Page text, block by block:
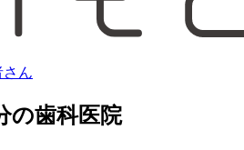
さん
の歯科医院